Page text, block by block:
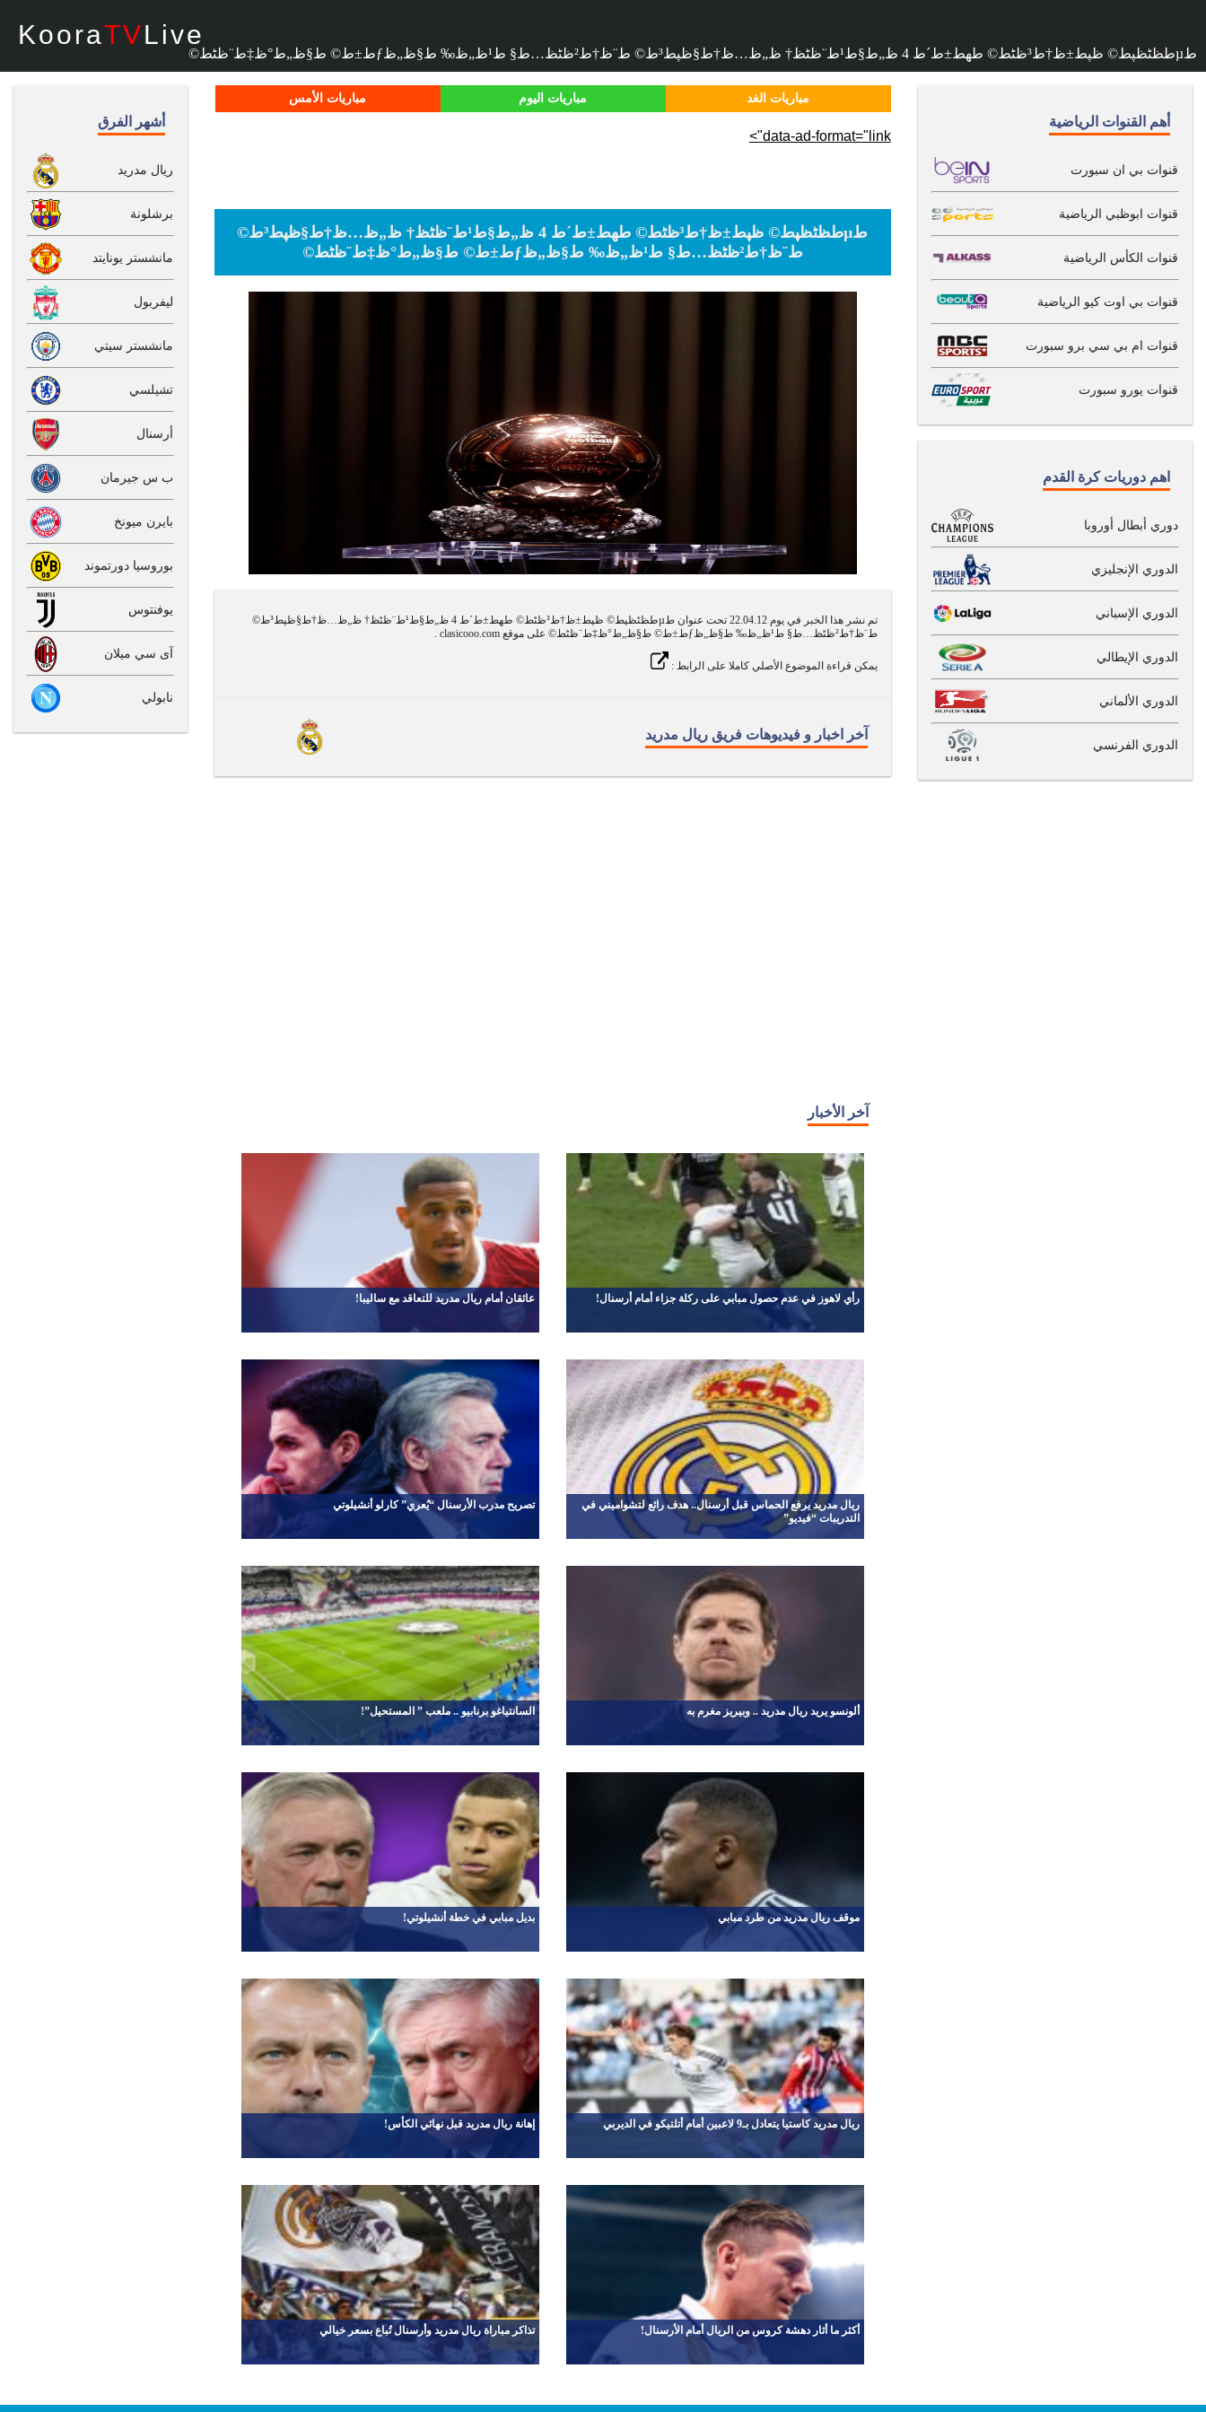
KooraTVLive
طµط­ظٹظپط© ظپط±ظ†ط³ظٹط© طھط±ط´ط­ 4 ظ„ط§ط¹ط¨ظٹظ† ظ„ظ…ظ†ط§ظپط³ط© ط¨ظ†ط²ظٹظ…ط§ ط¹ظ„ظ‰ ط§ظ„ظƒط±ط© ط§ظ„ط°ظ‡ط¨ظٹط©
أشهر الفرق
ريال مدريد
برشلونة
مانشستر يونايتد
ليفربول
مانشستر سيتي
تشيلسي
أرسنال
ب س جيرمان
بايرن ميونخ
بوروسيا دورتموند
يوفنتوس
آى سي ميلان
نابولي
مباريات الغد مباريات اليوم مباريات الأمس
data-ad-format="link">
طµط­ظٹظپط© ظپط±ظ†ط³ظٹط© طھط±ط´ط­ 4 ظ„ط§ط¹ط¨ظٹظ† ظ„ظ…ظ†ط§ظپط³ط©
ط¨ظ†ط²ظٹظ…ط§ ط¹ظ„ظ‰ ط§ظ„ظƒط±ط© ط§ظ„ط°ظ‡ط¨ظٹط©
تم نشر هذا الخبر في يوم 22.04.12 تحت عنوان طµط­ظٹظپط© ظپط±ظ†ط³ظٹط© طھط±ط´ط­ 4 ظ„ط§ط¹ط¨ظٹظ† ظ„ظ…ظ†ط§ظپط³ط©
ط¨ظ†ط²ظٹظ…ط§ ط¹ظ„ظ‰ ط§ظ„ظƒط±ط© ط§ظ„ط°ظ‡ط¨ظٹط© على موقع clasicooo.com .
يمكن قراءة الموضوع الأصلي كاملا على الرابط :
آخر اخبار و فيديوهات فريق ريال مدريد
آخر الأخبار
عائقان أمام ريال مدريد للتعاقد مع ساليبا! رأي لاهوز في عدم حصول مبابي على ركلة جزاء أمام أرسنال!
تصريح مدرب الأرسنال “يُعري” كارلو أنشيلوتي
ريال مدريد يرفع الحماس قبل أرسنال.. هدف رائع لتشواميني في
التدريبات “فيديو”
السانتياغو برنابيو .. ملعب ” المستحيل”! ألونسو يريد ريال مدريد .. وبيريز مغرم به
بديل مبابي في خطة أنشيلوتي! موقف ريال مدريد من طرد مبابي
إهانة ريال مدريد قبل نهائي الكأس! ريال مدريد كاستيا يتعادل بـ9 لاعبين أمام أتلتيكو في الديربي
تذاكر مباراة ريال مدريد وأرسنال تُباع بسعر خيالي أكثر ما أثار دهشة كروس من الريال أمام الأرسنال!
أهم القنوات الرياضية
قنوات بي ان سبورت
قنوات ابوظبي الرياضية
قنوات الكأس الرياضية
قنوات بي اوت كيو الرياضية
قنوات ام بي سي برو سبورت
قنوات يورو سبورت
اهم دوريات كرة القدم
دوري أبطال أوروبا
الدوري الإنجليزي
الدوري الإسباني
الدوري الإيطالي
الدوري الألماني
الدوري الفرنسي